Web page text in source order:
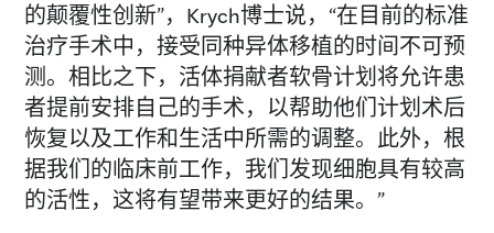
的颠覆性创新”，Krych博士说，“在目前的标准
治疗手术中，接受同种异体移植的时间不可预
测。相比之下，活体捐献者软骨计划将允许患
者提前安排自己的手术，以帮助他们计划术后
恢复以及工作和生活中所需的调整。此外，根
据我们的临床前工作，我们发现细胞具有较高
的活性，这将有望带来更好的结果。”